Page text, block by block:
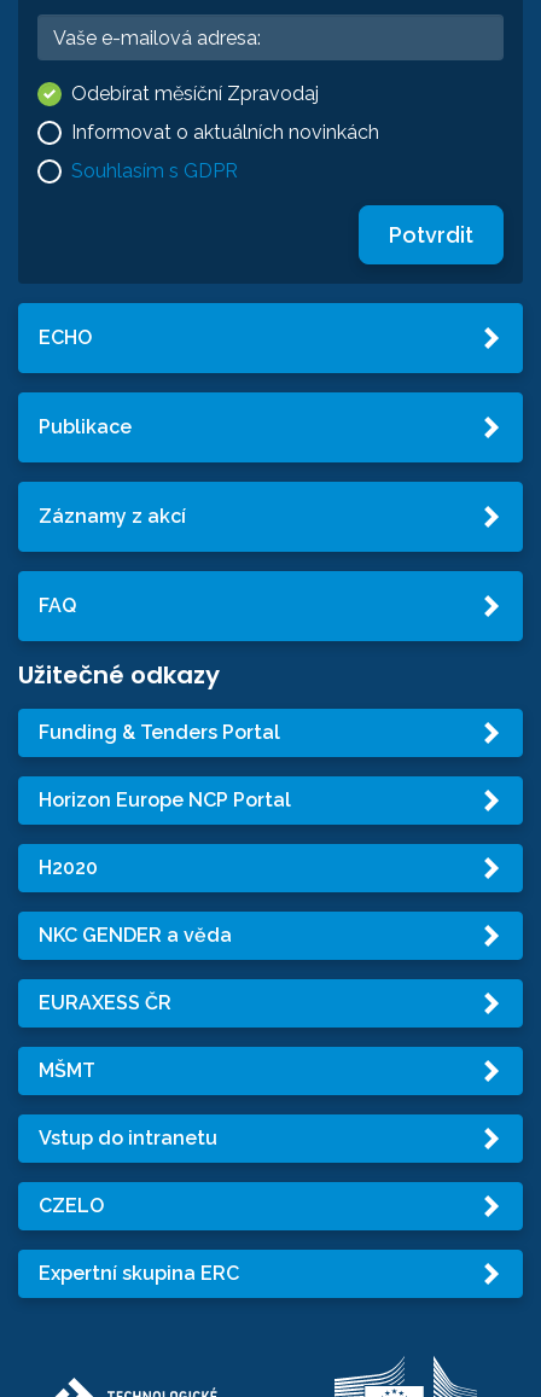
Odebírat měsíční Zpravodaj
Informovat o aktuálních novinkách
Souhlasím s GDPR
Potvrdit
ECHO
Publikace
Záznamy z akcí
FAQ
Užitečné odkazy
Funding & Tenders Portal
Horizon Europe NCP Portal
H2020
NKC GENDER a věda
EURAXESS ČR
MŠMT
Vstup do intranetu
CZELO
Expertní skupina ERC